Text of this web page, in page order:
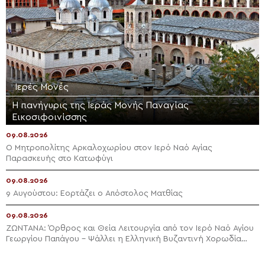
Ιερές Μονές
Η πανήγυρις της Ιεράς Μονής Παναγίας
Εικοσιφοινίσσης
09.08.2026
Ο Μητροπολίτης Αρκαλοχωρίου στον Ιερό Ναό Αγίας
Παρασκευής στο Κατωφύγι
09.08.2026
9 Αυγούστου: Εορτάζει ο Απόστολος Ματθίας
09.08.2026
ΖΩΝΤΑΝΑ: Όρθρος και Θεία Λειτουργία από τον Ιερό Ναό Αγίου
Γεωργίου Παπάγου – Ψάλλει η Ελληνική Βυζαντινή Χορωδία